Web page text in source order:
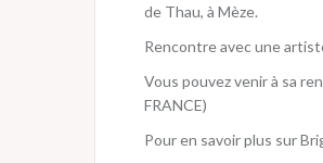
de Thau, à Mèze.
Rencontre avec une
Vous pouvez venir à sa
FRANCE)
Pour en savoir plus sur